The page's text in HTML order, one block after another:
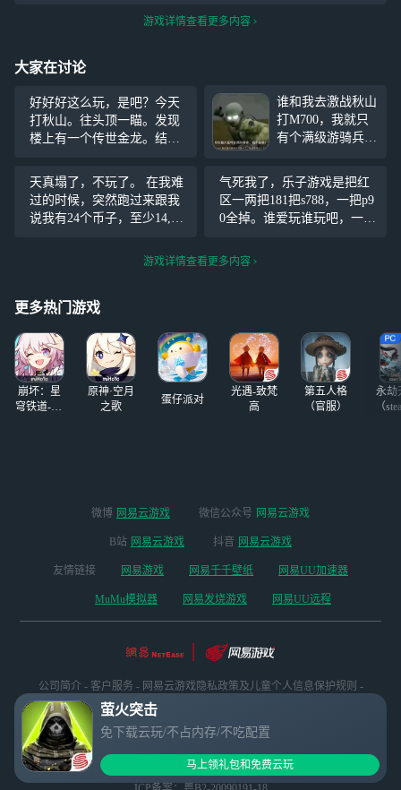
萤火突击
免下载云玩/不占内存/不吃配置
马上领礼包和免费云玩
游戏详情查看更多内容
大家在讨论
好好好这么玩，是吧？今天
打秋山。往头顶一瞄。发现
楼上有一个传世金龙。结果
被他们打死了。我要钱，不
要女首领？我还没买诺亚。
谁和我去激战秋山
打M700，我就只
有个满级游骑兵，
反杀，斩杀狙没陀
螺仪又没法玩，搞
得我蹲个撤离点都
提心吊胆的，招有
天真塌了，不玩了。 在我难
过的时候，突然跑过来跟我
说我有24个币子，至少14,00
气死我了，乐子游戏是把红
区一两把181把s788，一把p9
0全掉。谁爱玩谁玩吧，一旦
乐子游戏
游戏详情查看更多内容
更多热门游戏
崩坏：星
穹铁道-4.4
原神·空月
之歌
蛋仔派对
光遇-致梵
高
第五人格
（官服）
永劫
（
微博 网易云游戏 微信公众号 网易云游戏
B站 网易云游戏 抖音 网易云游戏
友情链接 网易游戏 网易千千壁纸 网易UU加速器
MuMu模拟器 网易发烧游戏 网易UU远程
公司简介 - 客户服务 - 网易云游戏隐私政策及儿童个人信息保护规则 -
网易游戏 -
点击查看家长关爱平台 >